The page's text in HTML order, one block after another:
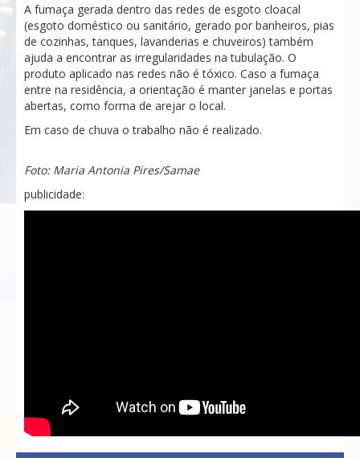
A fumaça gerada dentro das redes de esgoto cloacal
(esgoto doméstico ou sanitário, gerado por banheiros, pias
de cozinhas, tanques, lavanderias e chuveiros) também
ajuda a encontrar as irregularidades na tubulação. O
produto aplicado nas redes não é tóxico. Caso a fumaça
entre na residência, a orientação é manter janelas e portas
abertas, como forma de arejar o local.
Em caso de chuva o trabalho não é realizado.
Foto: Maria Antonia Pires/Samae
publicidade: